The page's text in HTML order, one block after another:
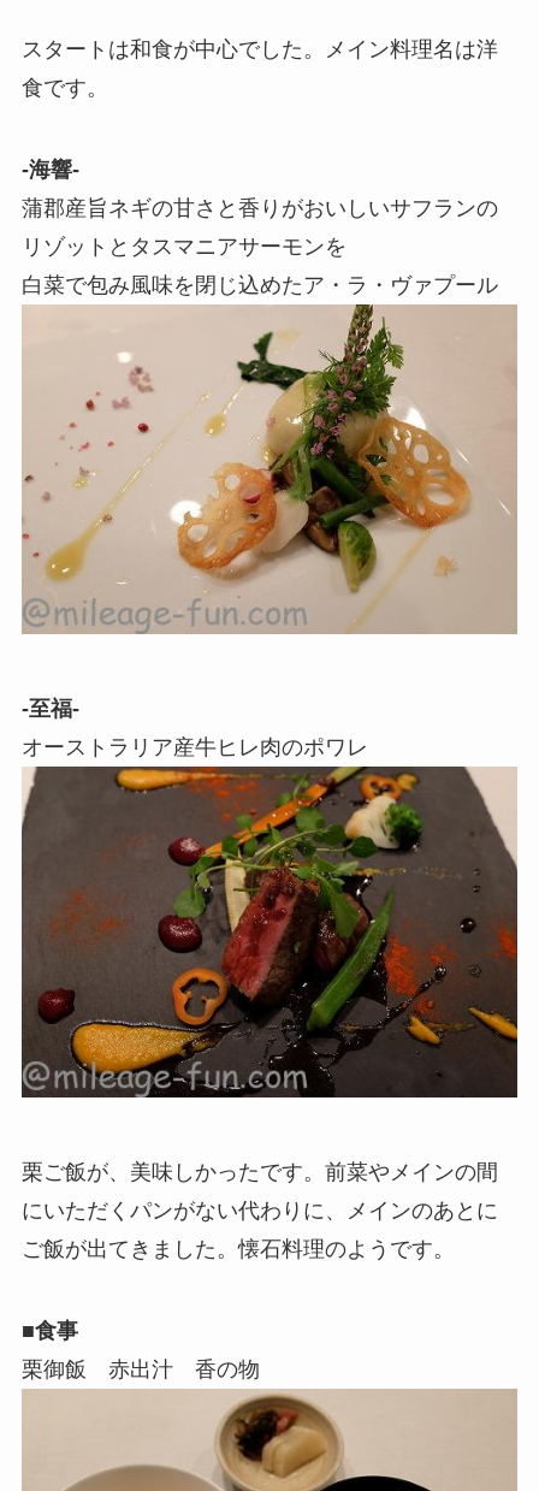
スタートは和食が中心でした。メイン料理名は洋
食です。
-海響-
蒲郡産旨ネギの甘さと香りがおいしいサフランの
リゾットとタスマニアサーモンを
白菜で包み風味を閉じ込めたア・ラ・ヴァプール
-至福-
オーストラリア産牛ヒレ肉のポワレ
栗ご飯が、美味しかったです。前菜やメインの間
にいただくパンがない代わりに、メインのあとに
ご飯が出てきました。懐石料理のようです。
■食事
栗御飯 赤出汁 香の物